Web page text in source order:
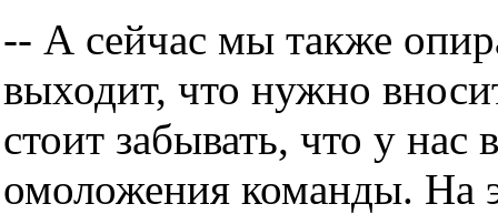
-- А сейчас мы также
выходит, что нужно
стоит забывать, что у нас
омоложения команды. На